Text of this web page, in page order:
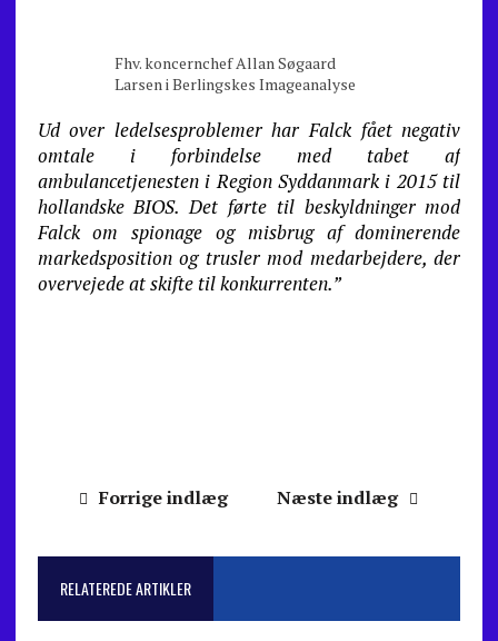
Fhv. koncernchef Allan Søgaard
Larsen i Berlingskes Imageanalyse
Ud over ledelsesproblemer har Falck fået negativ
omtale i forbindelse med tabet af
ambulancetjenesten i Region Syddanmark i 2015 til
hollandske BIOS. Det førte til beskyldninger mod
Falck om spionage og misbrug af dominerende
markedsposition og trusler mod medarbejdere, der
overvejede at skifte til konkurrenten.”
Forrige indlæg Næste indlæg
RELATEREDE ARTIKLER